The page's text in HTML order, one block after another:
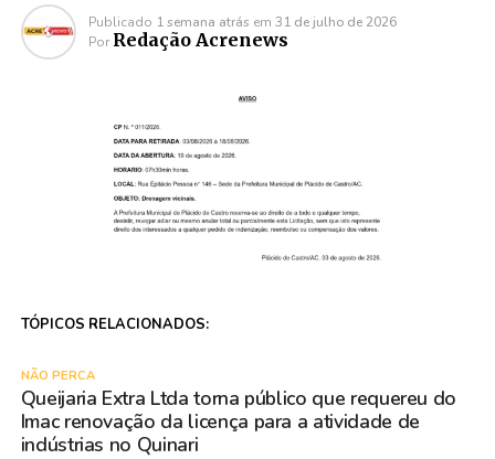
Publicado 1 semana atrás em 31 de julho de 2026
Por Redação Acrenews
TÓPICOS RELACIONADOS:
NÃO PERCA
Queijaria Extra Ltda torna público que requereu do
Imac renovação da licença para a atividade de
indústrias no Quinari